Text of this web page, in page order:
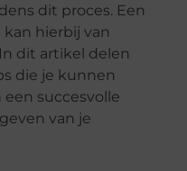
dit proces. Een
kan hierbij van
dit artikel delen
die je kunnen
succesvolle
van je